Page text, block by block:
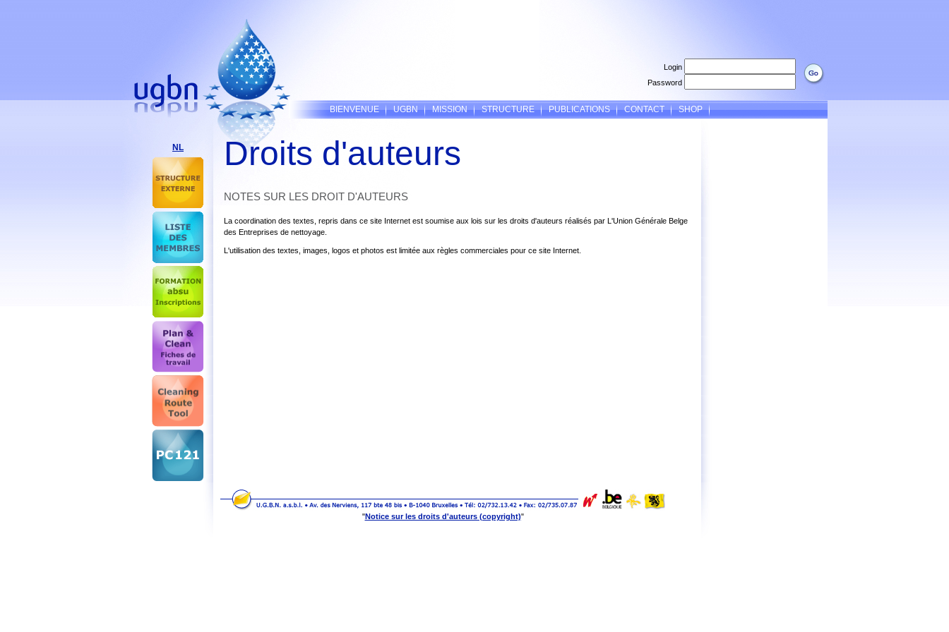
Login
Password
BIENVENUE UGBN MISSION STRUCTURE PUBLICATIONS CONTACT SHOP
NL Droits d'auteurs
NOTES SUR LES DROIT D'AUTEURS
La coordination des textes, repris dans ce site Internet est soumise aux lois sur les droits d'auteurs réalisés par L'Union Générale Belge
des Entreprises de nettoyage.
L'utilisation des textes, images, logos et photos est limitée aux règles commerciales pour ce site Internet.
Notice sur les droits d'auteurs (copyright)